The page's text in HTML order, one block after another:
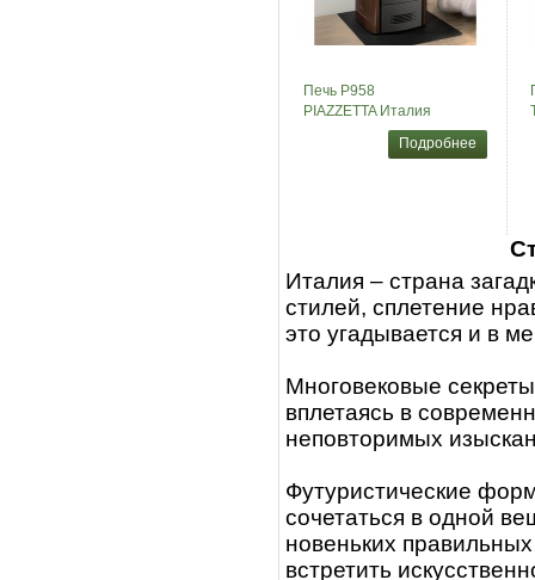
Печь P958
PIAZZETTA Италия
Подробнее
Италия – страна
стилей, сплетение
это угадывается и в
Многовековые
вплетаясь в
неповторимых
Футуристические
сочетаться в одной
новеньких
встретить